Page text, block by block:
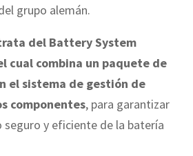
grupo alemán.
del Battery System
cual combina un paquete de
el sistema de gestión de
componentes, para garantizar
y eficiente de la batería